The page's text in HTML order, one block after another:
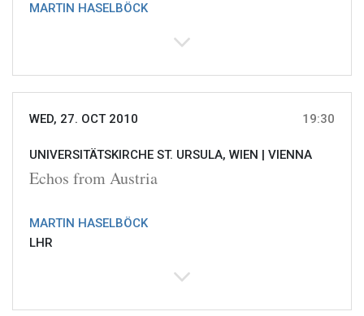
MARTIN HASELBÖCK
WED, 27. OCT 2010 19:30
UNIVERSITÄTSKIRCHE ST. URSULA, WIEN | VIENNA
Echos from Austria
MARTIN HASELBÖCK
LHR